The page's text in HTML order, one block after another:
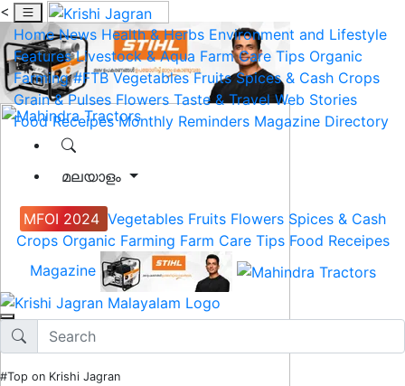
<
Home News Health & Herbs Environment and Lifestyle
Features Livestock & Aqua Farm Care Tips Organic
Farming #FTB Vegetables Fruits Spices & Cash Crops
Grain & Pulses Flowers Taste & Travel Web Stories
Food Receipes Monthly Reminders Magazine Directory
മലയാളം
MFOI 2024 Vegetables Fruits Flowers Spices & Cash
Crops Organic Farming Farm Care Tips Food Receipes
Magazine
#Top on Krishi Jagran